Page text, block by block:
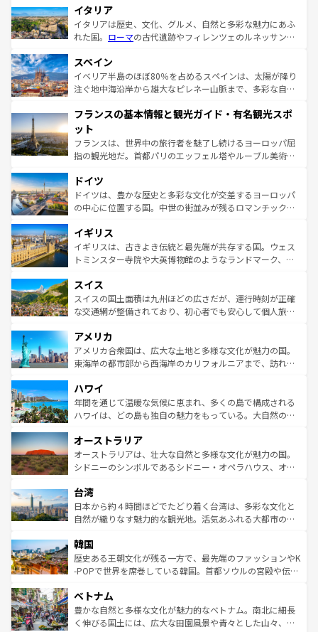
イタリア
イタリアは歴史、文化、グルメ、自然と多彩な魅力にあふ
れた国。 ローマの古代遺跡やフィレンツェのルネッサンス
ろん、トスカーナの美しい田園風景やアマルフィ海岸の絶
景など、自然景観も見逃せない。観光の合間には、本場の
ピザやパスタなど、絶品のイタリア料理を堪能することも
ませてくれるイタリアで、忘れられない旅をしてみよう！
なお、新着のイタリア情報は
しい。
スペイン
イベリア半島のほぼ80％を占めるスペインは、太陽が降り
注ぐ地中海沿岸から雄大なピレネー山脈まで、多彩な自然
文化が根付くこの国では、情熱的なフラメンコ、熱気あふ
れる闘牛、そして美味しいタパスが生活の一部となってい
る。首都マドリードの洗練された雰囲気や、バルセロナの
アートに溢れた街角から、地方では古代ローマ遺跡や中世
せる。地方によって風土や気候が異なるスペインはその個
性で訪れる人を魅了する。 なお、新着のスペイン情報は コ
ンテンツ一覧を参照してほしい。
フランスの基本情報と観光ガイド・有名観光スポ
ット
フランスは、世界中の旅行者を魅了し続けるヨーロッパ屈
指の観光地だ。首都パリのエッフェル塔やルーブル美術館
で、幅広い魅力が詰まっている。華麗な宮殿、歴史的な大
聖堂、美しいビーチ、そして豊かな自然が、訪れる者を心
から魅了する。また、フランスは美食の国としても知ら
いる。シャンパンの発祥地であるランス、プロヴァンスの
香り高いラベンダー畑など、多彩な楽しみ方が可能だ。さ
らに、パリ以外の地域にも魅力が溢れており、どの街角に
れる地方に足を運ぶとそれぞれで全く異なる文化を体験で
きるだろう。 なお、新着のフランス情報はコンテンツ一覧
を参照してほしい。
ドイツ
ドイツは、豊かな歴史と多彩な文化が交差するヨーロッパ
の中心に位置する国。中世の街並みが残るロマンチック街
顔を持つこの国は、どこを歩いても飽きることがない。ベ
ルリンの文化的活気、バイエルン州のアルプスの絶景、そ
してライン川沿いのワイン畑といった風景は必見。ビール
は、お酒好きな人にはぜひ体験してほしい。 なお、新着の
ドイツ情報はコンテンツ一覧を参照してほしい。
イギリス
イギリスは、古きよき伝統と最先端が共存する国。ウェス
トミンスター寺院や大英博物館のようなランドマーク、歴
リアごとに異なる魅力がある。また、優雅なアフタヌーン
ティー、ビール好きにはたまらない英国パブ、サッカー観
戦など、本場だからこそできる体験も豊富。イギリスを旅
ンツ一覧を参照してほしい。
スイス
スイスの国土面積は九州ほどの広さだが、運行時刻が正確
な交通網が整備されており、初心者でも安心して個人旅行
の建物がそのまま残る町や、スイスならではのユニークな
博物館もあり、アルプス観光だけでなく町歩きも満喫する
ことができる。国民の所得が高いため物価も高いが、旅行
ば市内交通費無料で観光を楽しむこともできる。 なお、新
着のスイス情報はコンテンツ一覧 を参照してほしい。
アメリカ
アメリカ合衆国は、広大な土地と多様な文化が魅力の国。
東海岸の都市部から西海岸のカリフォルニアまで、訪れる
のような巨大都市は、観光、ショッピング、エンターテイ
ンメントが詰まった刺激的なスポットだ。一方、アメリカ
西部には大自然が広がり、グランドキャニオンやイエロー
部のニューオーリンズでは、音楽と美食が融合した独特の
文化が魅力。旅行者はアメリカの各地域で異なる魅力を楽
しみながら、その多様性と豊かな歴史を感じることができ
ならではの贅沢な旅のスタイルだ。 なお、新着のアメリカ
情報はコンテンツ一覧を参照してほしい。
ハワイ
年間を通じて温暖な気候に恵まれ、多くの島で構成される
ハワイは、どの島も独自の魅力をもっている。大自然の神
ワイ島は見逃せない。また、定番の観光地といえばオアフ
島だが、静かな自然を求めるならマウイ島やカウアイ島が
おすすめ。エメラルドグリーンに輝く海をはじめ、豊かな
れるおもてなしの心で訪れる人々を迎えてくれるハワイの
人々、おいしいローカルフードやハワイアンミュージッ
ク、伝統的なフラダンスなど、すべてがハワイの魅力を彩
ワイを、存分に味わってほしい。 なお、新着のハワイ情報
はコンテンツ一覧を参照してほしい。
オーストラリア
オーストラリアは、壮大な自然と多様な文化が魅力の国。
シドニーのシンボルであるシドニー・オペラハウス、オー
リアリーフや大陸中央部にそびえるウルル（エアーズロッ
ク）、タスマニアの美しい原生林やケアンズの熱帯雨林な
ど、見どころがたくさん。また、カフェやワイン、オージ
いる。アクティビティも充実しており、サーフィンやダイ
ビング、ハイキングなど、アウトドア好きにはたまらな
い。オーストラリアの多彩な魅力を存分に味わいつくそ
参照してほしい。
台湾
日本から約４時間ほどでたどり着く台湾は、多彩な文化と
自然が織りなす魅力的な観光地。活気あふれる大都市の台
ン）、静ひつな山岳地帯である台湾東部など、都市の喧騒
と山間の静けさが共存しており、訪れる人に新しい発見と
驚きをもたらしてくれる。また、奥深い台湾の食文化も魅
容にもいいと評判のスイーツなど、バラエティ豊かな料理
が味わえる。 なお、新着の台湾情報は コンテンツ一覧を参
照してほしい。
韓国
歴史ある王朝文化が残る一方で、最先端のファッションやK
-POPで世界を席巻している韓国。首都ソウルの宮殿や伝統
き、地方に足を延ばせば四季折々の自然美を楽しむことが
できる。そして、キムチや焼肉、絶品のストリートフード
まで、さまざまな韓国料理が待っている。夜には、韓国な
ベトナム
豊かな自然と多様な文化が魅力的なベトナム。南北に細長
く伸びる国土には、広大な田園風景や青々とした山々、世